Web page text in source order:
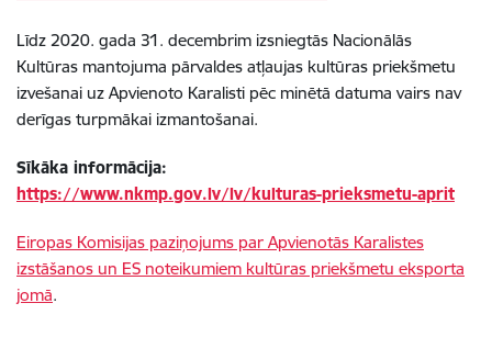
Līdz 2020. gada 31. decembrim izsniegtās Nacionālās
Kultūras mantojuma pārvaldes atļaujas kultūras priekšmetu
izvešanai uz Apvienoto Karalisti pēc minētā datuma vairs nav
derīgas turpmākai izmantošanai.
Sīkāka informācija:
https://www.nkmp.gov.lv/lv/kulturas-prieksmetu-aprit
Eiropas Komisijas paziņojums par Apvienotās Karalistes
izstāšanos un ES noteikumiem kultūras priekšmetu eksporta
jomā.